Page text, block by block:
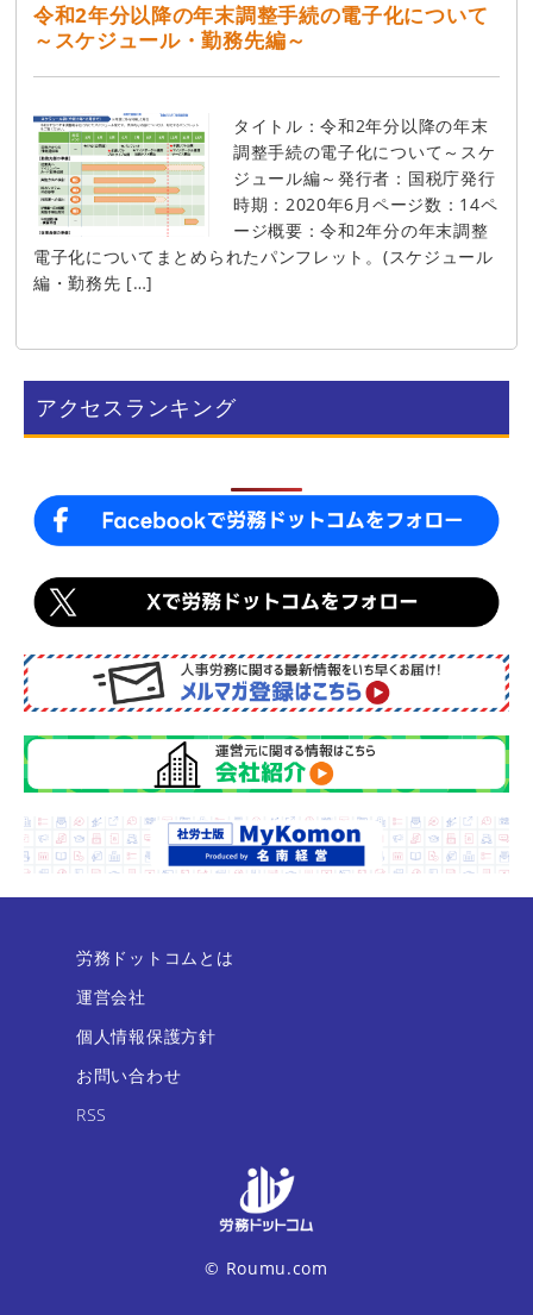
令和2年分以降の年末調整手続の電子化について
～スケジュール・勤務先編～
タイトル：令和2年分以降の年末
調整手続の電子化について～スケ
ジュール編～発行者：国税庁発行
時期：2020年6月ページ数：14ペ
ージ概要：令和2年分の年末調整
電子化についてまとめられたパンフレット。(スケジュール
編・勤務先 […]
アクセスランキング
労務ドットコムとは
運営会社
個人情報保護方針
お問い合わせ
RSS
© Roumu.com